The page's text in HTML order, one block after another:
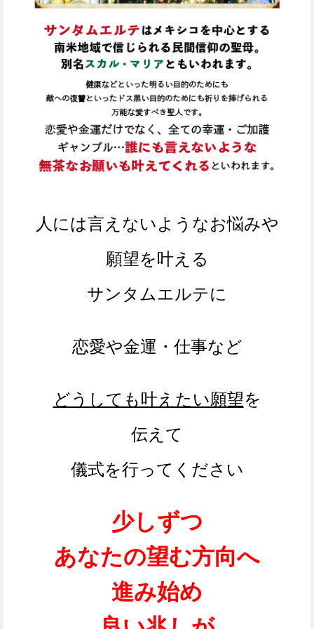
人には言えないようなお悩みや
願望を叶える
サンタムエルテに
恋愛や金運・仕事など
どうしても叶えたい願望を
伝えて
儀式を行ってください
少しずつ
あなたの望む方向へ
進み始め